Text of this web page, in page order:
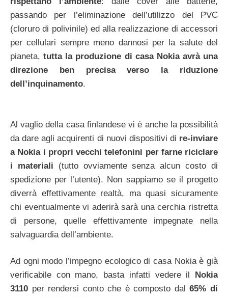
passando per l’eliminazione dell’utilizzo del PVC
(cloruro di polivinile) ed alla realizzazione di accessori
per cellulari sempre meno dannosi per la salute del
pianeta,tutta la produzione di casa Nokia avrà una
direzione ben precisa verso la riduzione
dell’inquinamento.
Al vaglio della casa finlandese vi è anche la possibilità
da dare agli acquirenti di nuovi dispositivi di re-inviare
a Nokia i propri vecchi telefonini per farne riciclare
i materiali (tutto ovviamente senza alcun costo di
spedizione per l’utente). Non sappiamo se il progetto
diverrà effettivamente realtà, ma quasi sicuramente
chi eventualmente vi aderirà sarà una cerchia ristretta
di persone, quelle effettivamente impegnate nella
salvaguardia dell’ambiente.
Ad ogni modo l’impegno ecologico di casa Nokia è già
verificabile con mano, basta infatti vedere il
Nokia
3110 per rendersi conto che è composto dal65% di